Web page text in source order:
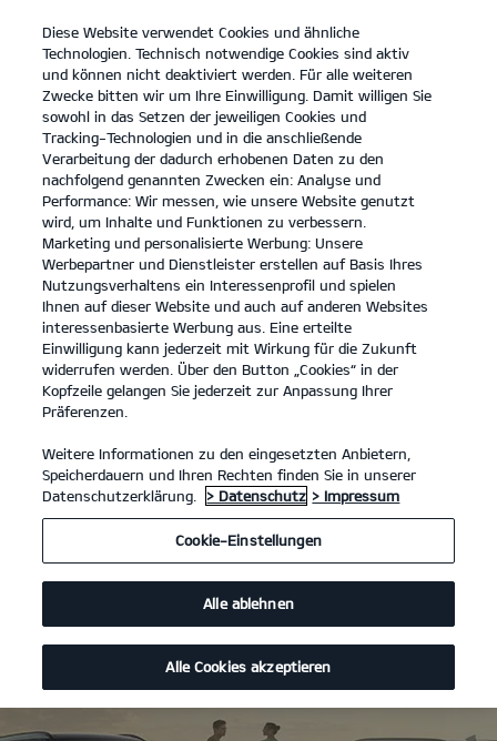
open
menu
KONTAKT
Der EV3
Konfigurator
... ... DER EV3
Der Kia EV3.
Eine Kraft, die bewegt.
Diese Website verwendet Cookies und ähnliche
Technologien. Technisch notwendige Cookies sind aktiv
und können nicht deaktiviert werden. Für alle weiteren
Zwecke bitten wir um Ihre Einwilligung. Damit willigen Sie
sowohl in das Setzen der jeweiligen Cookies und
Tracking-Technologien und in die anschließende
Verarbeitung der dadurch erhobenen Daten zu den
nachfolgend genannten Zwecken ein: Analyse und
Performance: Wir messen, wie unsere Website genutzt
wird, um Inhalte und Funktionen zu verbessern.
Marketing und personalisierte Werbung: Unsere
Werbepartner und Dienstleister erstellen auf Basis Ihres
Nutzungsverhaltens ein Interessenprofil und spielen
Ihnen auf dieser Website und auch auf anderen Websites
interessenbasierte Werbung aus. Eine erteilte
Einwilligung kann jederzeit mit Wirkung für die Zukunft
widerrufen werden. Über den Button „Cookies“ in der
Kopfzeile gelangen Sie jederzeit zur Anpassung Ihrer
Präferenzen.
Weitere Informationen zu den eingesetzten Anbietern,
Speicherdauern und Ihren Rechten finden Sie in unserer
Datenschutzerklärung.
> Datenschutz > Impressum
Cookie-Einstellungen
Alle ablehnen
Alle Cookies akzeptieren